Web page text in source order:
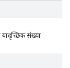
यादृच्छिक संख्या